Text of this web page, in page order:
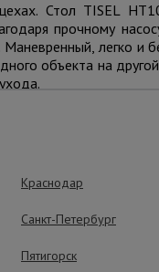
Стол TISEL
прочному
легко и
объекта на
Краснодар
Санкт-Петербург
Пятигорск